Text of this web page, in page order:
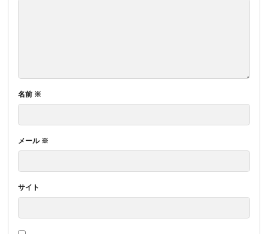
名前 ※
メール ※
サイト